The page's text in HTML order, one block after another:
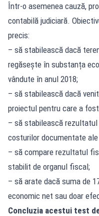
Într-o asemenea cauză,
contabilă judiciară.
precis:
– să stabilească dacă
regăsește în substanța
vândute în anul 2018;
– să stabilească dacă
proiectul pentru care a
– să stabilească
costurilor documentate
– să compare rezultatul
stabilit de organul fiscal;
– să arate dacă suma de
economic net sau doar
Concluzia acestui test